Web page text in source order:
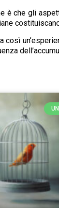
è che gli
così